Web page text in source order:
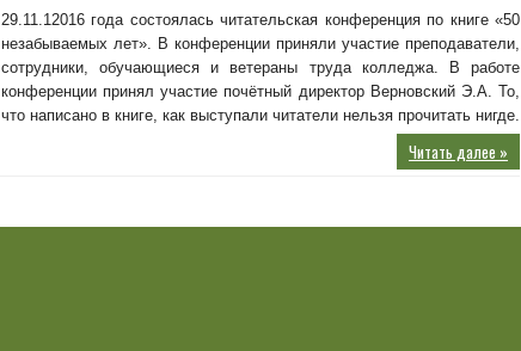
юбилею
29.11.12016 года состоялась читательская конференция по книге «50
незабываемых лет». В конференции приняли участие преподаватели,
сотрудники, обучающиеся и ветераны труда колледжа. В работе
конференции принял участие почётный директор Верновский Э.А. То,
что написано в книге, как выступали читатели нельзя прочитать нигде.
Читать далее »